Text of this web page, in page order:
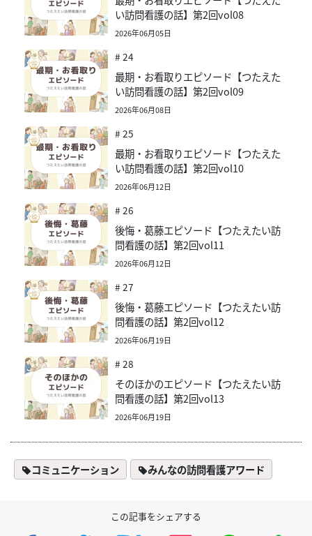
い訪問看護の話】第2回vol08
2026年06月05日
# 24
最期・お看取りエピソード【つたえた
い訪問看護の話】第2回vol09
2026年06月08日
# 25
最期・お看取りエピソード【つたえた
い訪問看護の話】第2回vol10
2026年06月12日
# 26
後悔・葛藤エピソード【つたえたい訪
問看護の話】第2回vol11
2026年06月12日
# 27
後悔・葛藤エピソード【つたえたい訪
問看護の話】第2回vol12
2026年06月19日
# 28
そのほかのエピソード【つたえたい訪
問看護の話】第2回vol13
2026年06月19日
コミュニケーション みんなの訪問看護アワード
この記事をシェアする